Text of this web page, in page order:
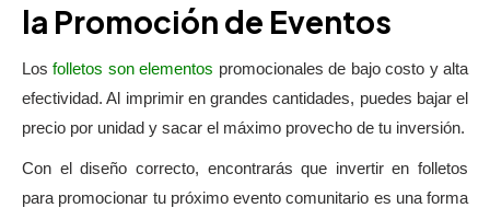
la Promoción de Eventos
Losfolletos son elementos promocionales de bajo costo y alta
efectividad. Al imprimir en grandes cantidades, puedes bajar el
precio por unidad y sacar el máximo provecho de tu inversión.
Con el diseño correcto, encontrarás que invertir en folletos
para promocionar tu próximo evento comunitario es una forma